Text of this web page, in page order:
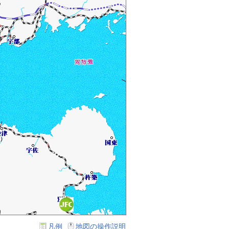
凡例 地図の操作説明